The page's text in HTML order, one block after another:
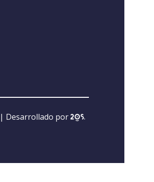
| Desarrollado por